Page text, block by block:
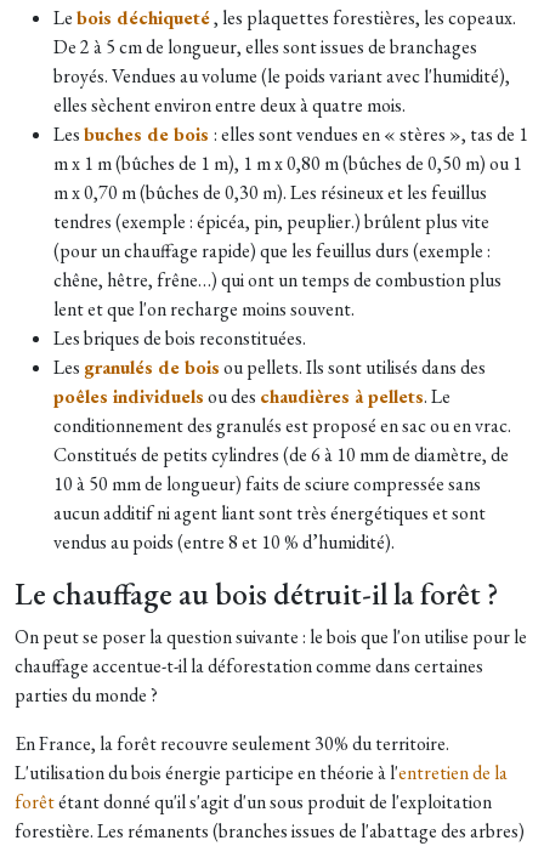
Lebois déchiqueté, les plaquettes forestières, les copeaux.
De 2 à 5 cm de longueur, elles sont issues de branchages
broyés. Vendues au volume (le poids variant avec l'humidité),
elles sèchent environ entre deux à quatre mois.
Lesbuches de bois : elles sont vendues en « stères », tas de 1
m x 1 m (bûches de 1 m), 1 m x 0,80 m (bûches de 0,50 m) ou 1
m x 0,70 m (bûches de 0,30 m). Les résineux et les feuillus
tendres (exemple : épicéa, pin, peuplier.) brûlent plus vite
(pour un chauffage rapide) que les feuillus durs (exemple :
chêne, hêtre, frêne…) qui ont un temps de combustion plus
lent et que l'on recharge moins souvent.
Les briques de bois reconstituées.
Les granulés de boisou pellets. Ils sont utilisés dans des
poêles individuelsou des chaudières à pellets. Le
conditionnement des granulés est proposé en sac ou en vrac.
Constitués de petits cylindres (de 6 à 10 mm de diamètre, de
10 à 50 mm de longueur) faits de sciure compressée sans
aucun additif ni agent liant sont très énergétiques et sont
vendus au poids (entre 8 et 10 % d’humidité).
Le chauffage au bois détruit-il la forêt ?
On peut se poser la question suivante : le bois que l'on utilise pour le
chauffage accentue-t-il la déforestation comme dans certaines
parties du monde ?
En France, la forêt recouvre seulement 30% du territoire.
L'utilisation du bois énergie participe en théorie à l'entretien de la
forêtétant donné qu'il s'agit d'un sous produit de l'exploitation
forestière. Les rémanents (branches issues de l'abattage des arbres)